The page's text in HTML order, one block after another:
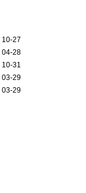
10-27
04-28
10-31
03-29
03-29